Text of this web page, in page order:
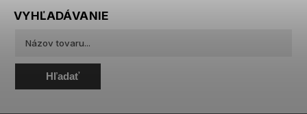
VYHĽADÁVANIE
Hľadať